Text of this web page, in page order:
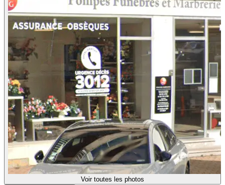
Voir toutes les photos